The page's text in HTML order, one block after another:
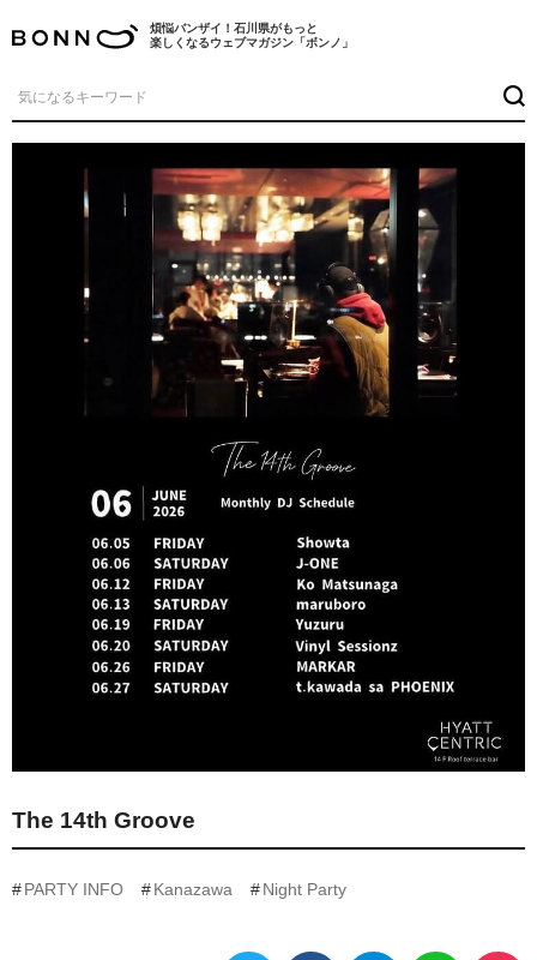
煩悩バンザイ！石川県がもっと
楽しくなるウェブマガジン「ボンノ」
The 14th Groove
PARTY INFO Kanazawa Night Party